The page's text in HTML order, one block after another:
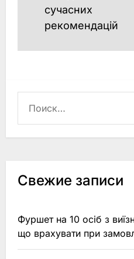
сучасних
рекомендацій
Свежие записи
Фуршет на 10 осіб з
що врахувати при